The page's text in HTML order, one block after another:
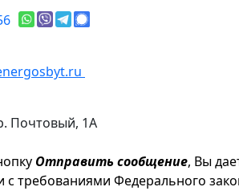
Почтовый, 1А
Отправить сообщение, Вы
с требованиями Федерального